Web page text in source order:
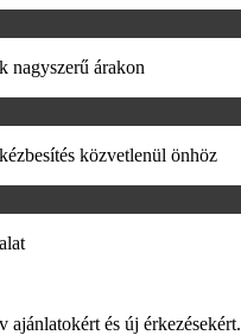
nagyszerű árakon
közvetlenül önhöz
és új érkezésekért.